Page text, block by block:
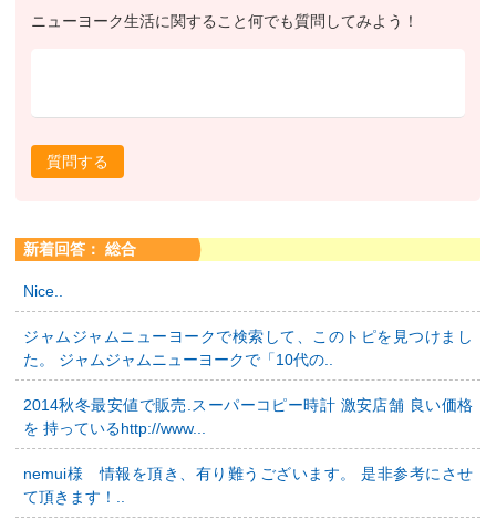
ニューヨーク生活に関すること何でも質問してみよう！
質問する
新着回答： 総合
Nice..
ジャムジャムニューヨークで検索して、このトピを見つけまし
た。 ジャムジャムニューヨークで「10代の..
2014秋冬最安値で販売.スーパーコピー時計 激安店舗 良い価格
を 持っているhttp://www...
nemui様 情報を頂き、有り難うございます。 是非参考にさせ
て頂きます！..